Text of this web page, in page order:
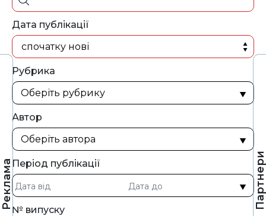
Реклама Партнери
Дата публікації
спочатку нові
Рубрика
Автор
Період публікації
№ випуску